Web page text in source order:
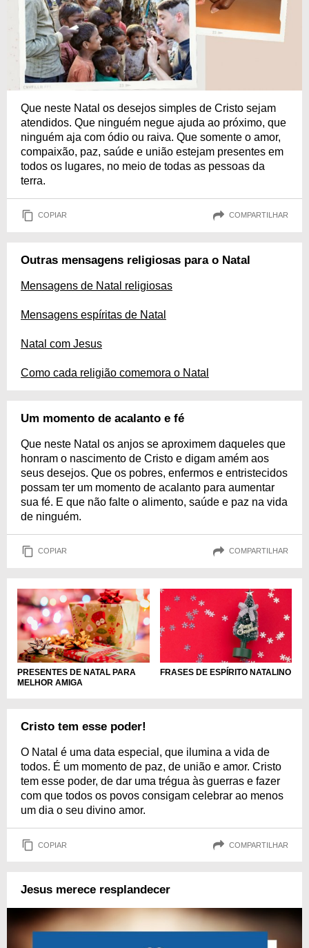
Que neste Natal os desejos simples de Cristo sejam
atendidos. Que ninguém negue ajuda ao próximo, que
ninguém aja com ódio ou raiva. Que somente o amor,
compaixão, paz, saúde e união estejam presentes em
todos os lugares, no meio de todas as pessoas da
terra.
COPIAR COMPARTILHAR
Outras mensagens religiosas para o Natal
Mensagens de Natal religiosas
Mensagens espíritas de Natal
Natal com Jesus
Como cada religião comemora o Natal
Um momento de acalanto e fé
Que neste Natal os anjos se aproximem daqueles que
honram o nascimento de Cristo e digam amém aos
seus desejos. Que os pobres, enfermos e entristecidos
possam ter um momento de acalanto para aumentar
sua fé. E que não falte o alimento, saúde e paz na vida
de ninguém.
COPIAR COMPARTILHAR
PRESENTES DE NATAL PARA
MELHOR AMIGA
FRASES DE ESPÍRITO NATALINO
Cristo tem esse poder!
O Natal é uma data especial, que ilumina a vida de
todos. É um momento de paz, de união e amor. Cristo
tem esse poder, de dar uma trégua às guerras e fazer
com que todos os povos consigam celebrar ao menos
um dia o seu divino amor.
COPIAR COMPARTILHAR
Jesus merece resplandecer